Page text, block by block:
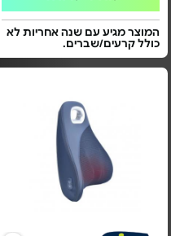
המוצר מגיע עם שנה אחריות לא
כולל קרעים/שברים.